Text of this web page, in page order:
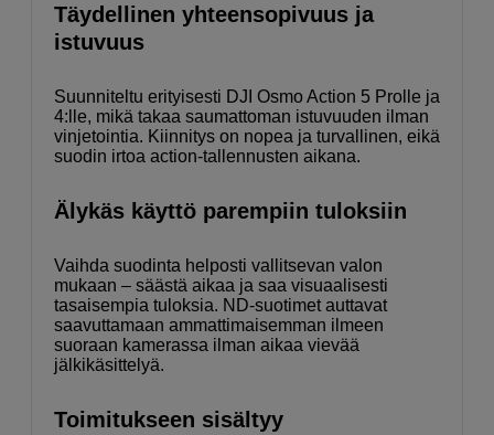
Täydellinen yhteensopivuus ja
istuvuus
Suunniteltu erityisesti DJI Osmo Action 5 Prolle ja
4:lle, mikä takaa saumattoman istuvuuden ilman
vinjetointia. Kiinnitys on nopea ja turvallinen, eikä
suodin irtoa action-tallennusten aikana.
Älykäs käyttö parempiin tuloksiin
Vaihda suodinta helposti vallitsevan valon
mukaan – säästä aikaa ja saa visuaalisesti
tasaisempia tuloksia. ND-suotimet auttavat
saavuttamaan ammattimaisemman ilmeen
suoraan kamerassa ilman aikaa vievää
jälkikäsittelyä.
Toimitukseen sisältyy